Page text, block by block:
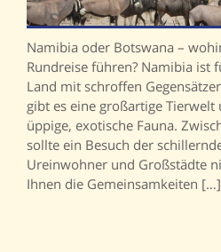
Namibia oder Botswana –
Rundreise führen? Namibia ist
Land mit schroffen
gibt es eine großartige Tierwelt
üppige, exotische Fauna.
sollte ein Besuch der
Ureinwohner und Großstädte
Ihnen die Gemeinsamkeiten […]